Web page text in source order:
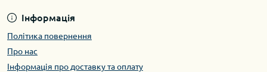
Інформація
Політика повернення
Про нас
Інформація про доставку та оплату